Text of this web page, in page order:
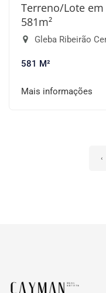
Terreno/Lote
581m²
Gleba Ribeirão
581 M²
Mais informações
‹
Página inicial